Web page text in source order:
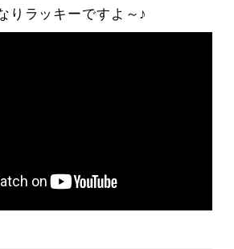
りラッキーですよ～♪